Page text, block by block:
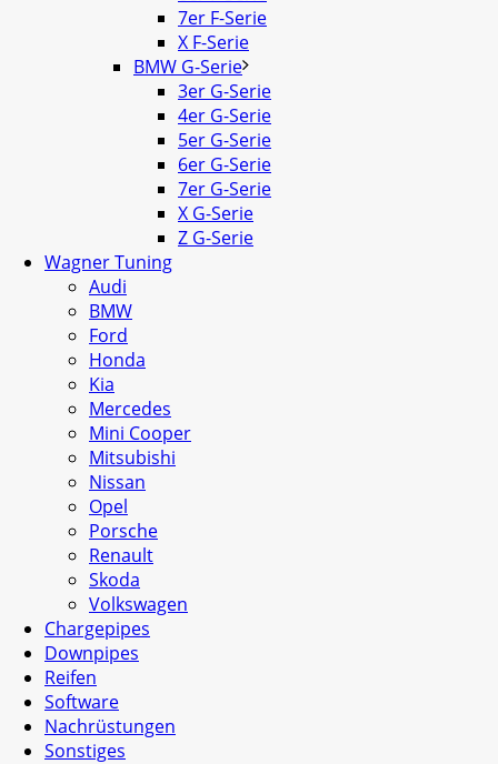
7er F-Serie
X F-Serie
BMW G-Serie
3er G-Serie
4er G-Serie
5er G-Serie
6er G-Serie
7er G-Serie
X G-Serie
Z G-Serie
Wagner Tuning
Audi
BMW
Ford
Honda
Kia
Mercedes
Mini Cooper
Mitsubishi
Nissan
Opel
Porsche
Renault
Skoda
Volkswagen
Chargepipes
Downpipes
Reifen
Software
Nachrüstungen
Sonstiges